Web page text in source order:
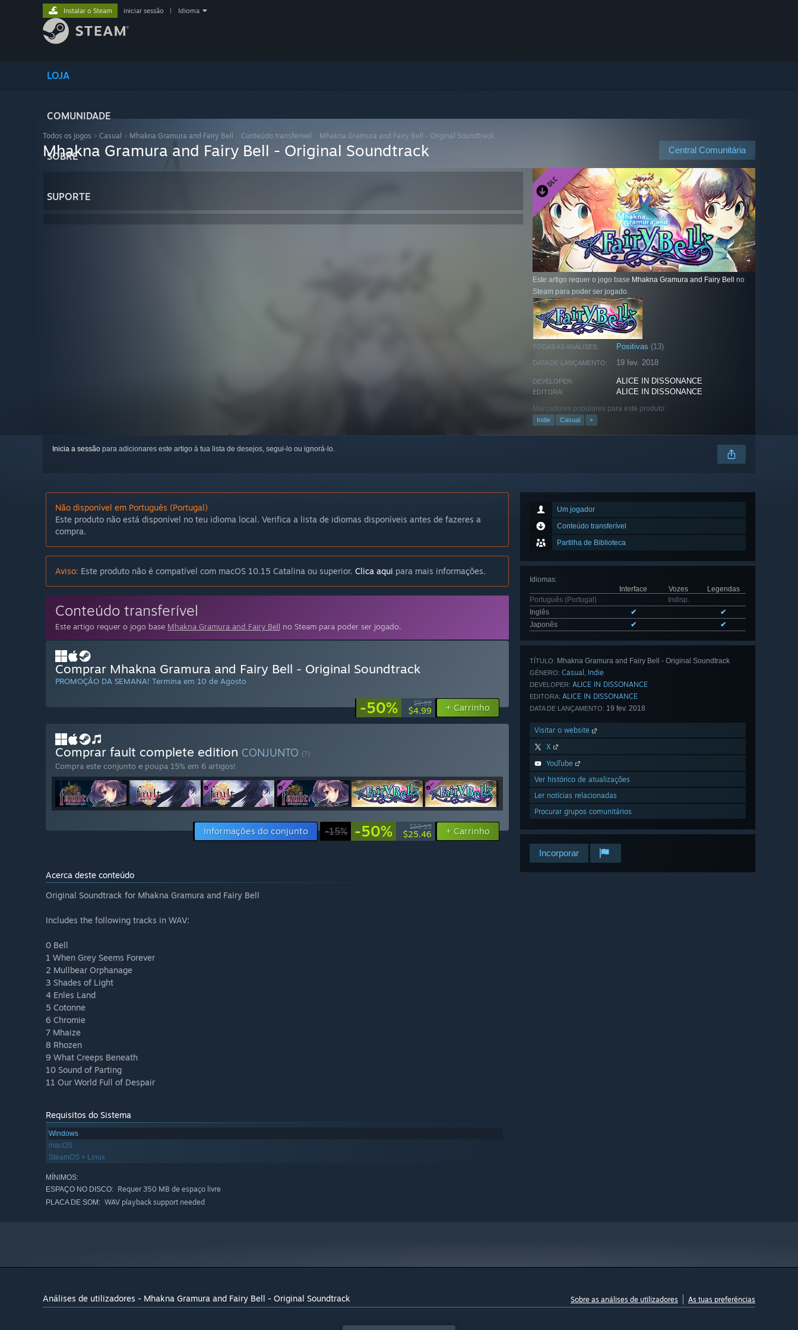
LOJA
COMUNIDADE
SOBRE
SUPORTE
Instalar o Steam iniciar sessão Idioma
Todos os jogos > Casual > Mhakna Gramura and Fairy Bell Conteúdo transferível Mhakna Gramura and Fairy Bell - Original Soundtrack
Central Comunitária
Mhakna Gramura and Fairy Bell - Original Soundtrack
Este artigo requer o jogo base Mhakna Gramura and Fairy Bell
no
Steam para poder ser jogado.
TODAS AS ANÁLISES: Positivas (13)
DATA DE LANÇAMENTO: 19 fev. 2018
DEVELOPER: ALICE IN DISSONANCE
EDITORA: ALICE IN DISSONANCE
Marcadores populares para este produto:
Indie Casual +
Inicia a sessão para adicionares este artigo à tua lista de desejos, segui-lo ou ignorá-lo.
Um jogador
Conteúdo transferível
Partilha de Biblioteca
Idiomas:
Interface
Vozes
Legendas
Português (Portugal)
Indisp.
Inglês
✔
✔
Japonês
✔ ✔
TÍTULO: Mhakna Gramura and Fairy Bell - Original Soundtrack
GÉNERO: Casual , Indie
DEVELOPER: ALICE IN DISSONANCE
EDITORA: ALICE IN DISSONANCE
DATA DE LANÇAMENTO: 19 fev. 2018
Visitar o website
X
YouTube
Ver histórico de atualizações
Ler notícias relacionadas
Procurar grupos comunitários
Incorporar
Não disponível em Português (Portugal)
Este produto não está disponível no teu idioma local. Verifica a lista de idiomas disponíveis antes de fazeres a
compra.
Aviso: Este produto não é compatível com macOS 10.15 Catalina ou superior. Clica aqui para mais informações.
Conteúdo transferível
Este artigo requer o jogo base Mhakna Gramura and Fairy Bell no Steam para poder ser jogado.
Comprar Mhakna Gramura and Fairy Bell - Original Soundtrack
PROMOÇÃO DA SEMANA! Termina em 10 de Agosto
-50% $9.99
$4.99 + Carrinho
Comprar fault complete edition CONJUNTO (?)
Compra este conjunto e poupa 15% em 6 artigos!
Informações do conjunto -15% -50% $50.95
$25.46 + Carrinho
Acerca deste conteúdo
Original Soundtrack for Mhakna Gramura and Fairy Bell
Includes the following tracks in WAV:
0 Bell
1 When Grey Seems Forever
2 Mullbear Orphanage
3 Shades of Light
4 Enles Land
5 Cotonne
6 Chromie
7 Mhaize
8 Rhozen
9 What Creeps Beneath
10 Sound of Parting
11 Our World Full of Despair
Requisitos do Sistema
Windows
macOS
SteamOS + Linux
MÍNIMOS:
ESPAÇO NO DISCO: Requer 350 MB de espaço livre
PLACA DE SOM: WAV playback support needed
Análises de utilizadores - Mhakna Gramura and Fairy Bell - Original Soundtrack Sobre as análises de utilizadores As tuas preferências